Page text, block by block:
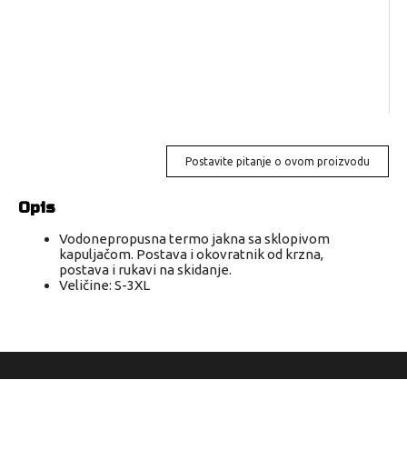
Postavite pitanje o ovom proizvodu
Opis
Vodonepropusna termo jakna sa sklopivom
kapuljačom. Postava i okovratnik od krzna,
postava i rukavi na skidanje.
Veličine: S-3XL